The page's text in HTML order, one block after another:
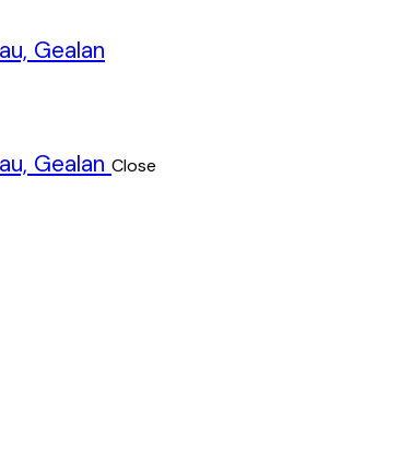
Close